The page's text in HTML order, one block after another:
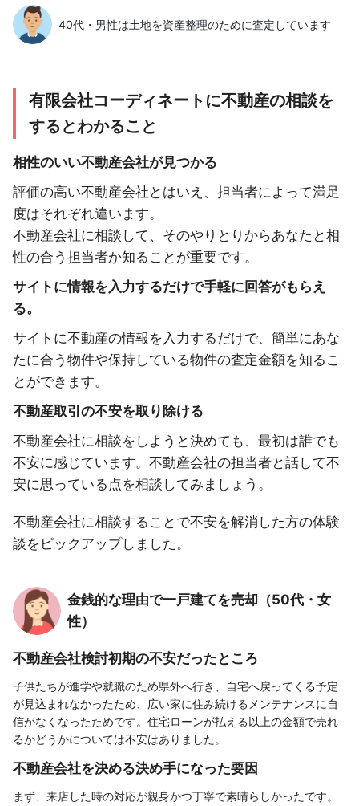
40代・男性は土地を資産整理のために査定しています
有限会社コーディネートに不動産の相談を
するとわかること
相性のいい不動産会社が見つかる
評価の高い不動産会社とはいえ、担当者によって満足
度はそれぞれ違います。
不動産会社に相談して、そのやりとりからあなたと相
性の合う担当者か知ることが重要です。
サイトに情報を入力するだけで手軽に回答がもらえ
る。
サイトに不動産の情報を入力するだけで、簡単にあな
たに合う物件や保持している物件の査定金額を知るこ
とができます。
不動産取引の不安を取り除ける
不動産会社に相談をしようと決めても、最初は誰でも
不安に感じています。不動産会社の担当者と話して不
安に思っている点を相談してみましょう。
不動産会社に相談することで不安を解消した方の体験
談をピックアップしました。
金銭的な理由で一戸建てを売却（50代・女
性）
不動産会社検討初期の不安だったところ
子供たちが進学や就職のため県外へ行き、自宅へ戻ってくる予定
が見込まれなかったため、広い家に住み続けるメンテナンスに自
信がなくなったためです。住宅ローンが払える以上の金額で売れ
るかどうかについては不安はありました。
不動産会社を決める決め手になった要因
まず、来店した時の対応が親身かつ丁寧で素晴らしかったです。